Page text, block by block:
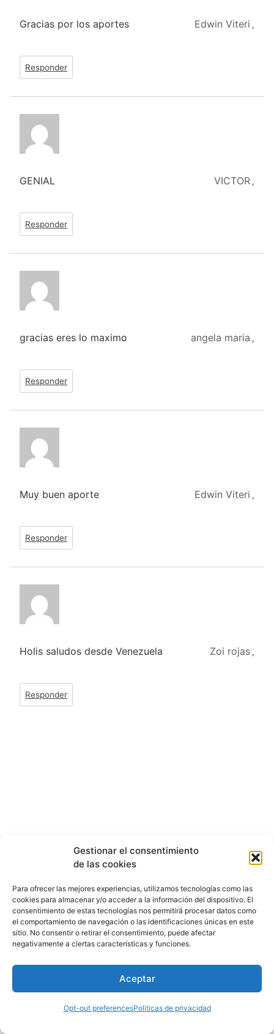
Gestionar el consentimiento
de las cookies
Para ofrecer las mejores experiencias, utilizamos tecnologías como las
cookies para almacenar y/o acceder a la información del dispositivo. El
consentimiento de estas tecnologías nos permitirá procesar datos como
el comportamiento de navegación o las identificaciones únicas en este
sitio. No consentir o retirar el consentimiento, puede afectar
negativamente a ciertas características y funciones.
Aceptar
Opt-out preferencesPoliticas de privacidad
Edwin Viteri ,
Gracias por los aportes
Responder
VICTOR ,
GENIAL
Responder
angela maria ,
gracias eres lo maximo
Responder
Edwin Viteri ,
Muy buen aporte
Responder
Zoi rojas ,
Holis saludos desde Venezuela
Responder